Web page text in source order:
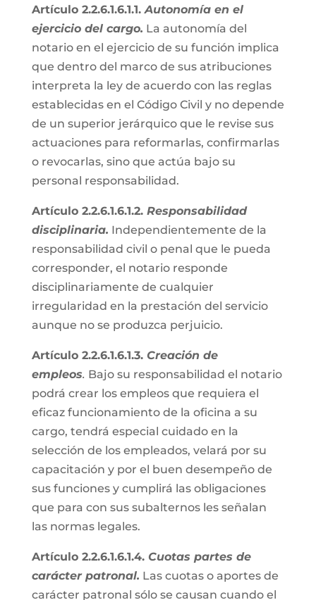
Artículo 2.2.6.1.6.1.1.Autonomía en el
ejercicio del cargo. La autonomía del
notario en el ejercicio de su función implica
que dentro del marco de sus atribuciones
interpreta la ley de acuerdo con las reglas
establecidas en el Código Civil y no depende
de un superior jerárquico que le revise sus
actuaciones para reformarlas, confirmarlas
o revocarlas, sino que actúa bajo su
personal responsabilidad.
Artículo 2.2.6.1.6.1.2.Responsabilidad
disciplinaria. Independientemente de la
responsabilidad civil o penal que le pueda
corresponder, el notario responde
disciplinariamente de cualquier
irregularidad en la prestación del servicio
aunque no se produzca perjuicio.
Artículo 2.2.6.1.6.1.3. Creación de
empleos. Bajo su responsabilidad el notario
podrá crear los empleos que requiera el
eficaz funcionamiento de la oficina a su
cargo, tendrá especial cuidado en la
selección de los empleados, velará por su
capacitación y por el buen desempeño de
sus funciones y cumplirá las obligaciones
que para con sus subalternos les señalan
las normas legales.
Artículo 2.2.6.1.6.1.4. Cuotas partes de
carácter patronal. Las cuotas o aportes de
carácter patronal sólo se causan cuando el